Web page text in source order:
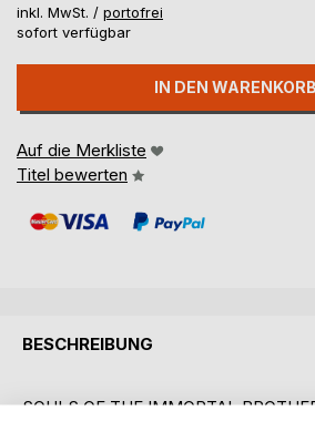
inkl. MwSt. / portofrei
sofort verfügbar
IN DEN WARENKORB
Auf die Merkliste
Titel bewerten
BESCHREIBUNG
SOULS OF THE IMMORTAL